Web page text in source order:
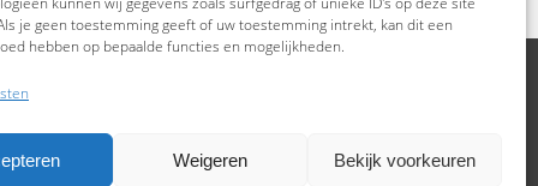
je geen toestemming geeft of uw toestemming intrekt, kan dit een
hebben op bepaalde functies en mogelijkheden.
Weigeren Bekijk voorkeuren